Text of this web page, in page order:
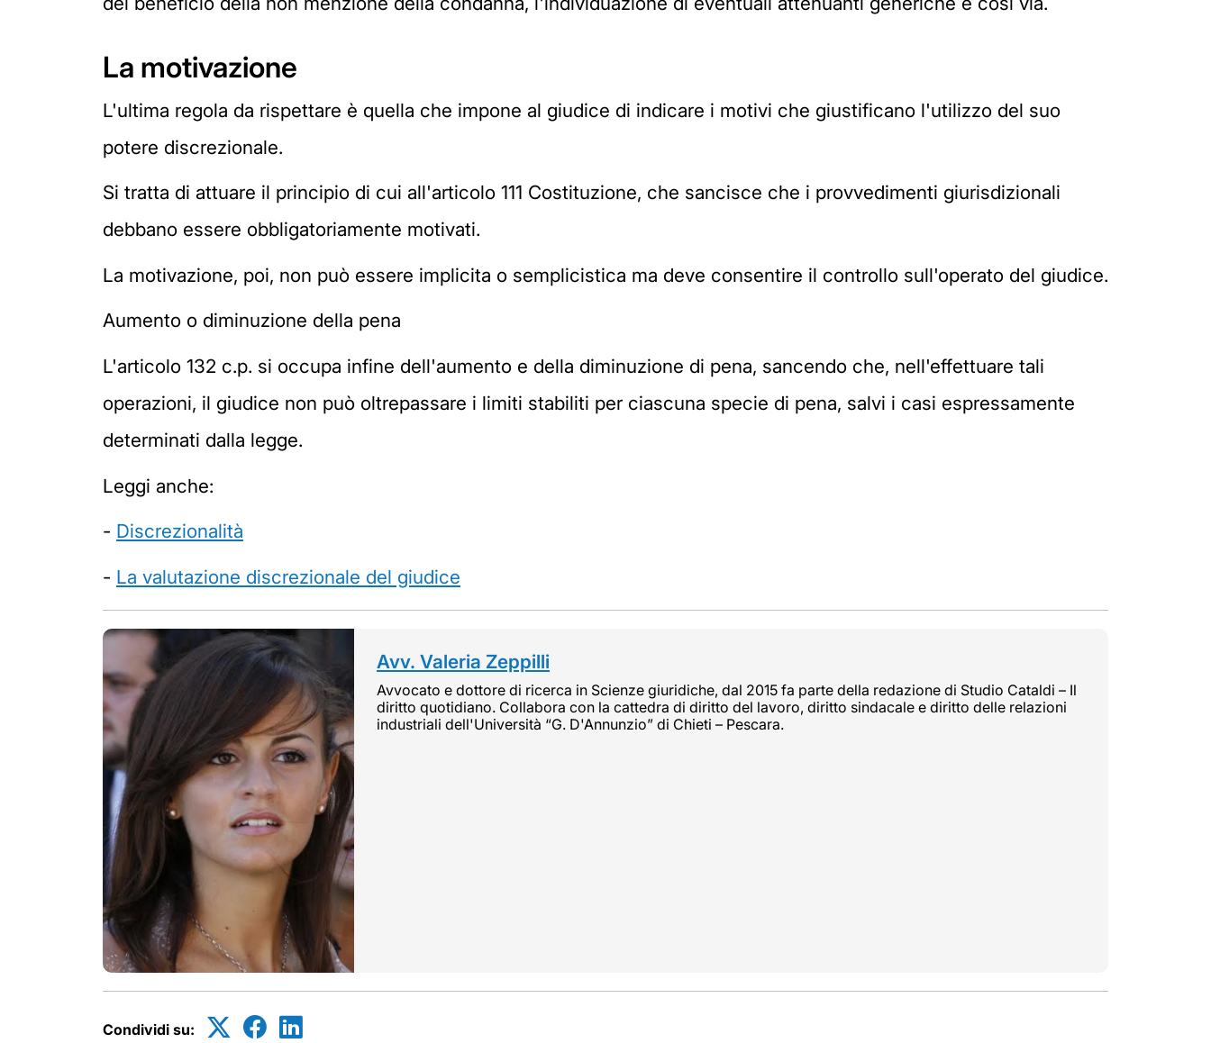
La motivazione
L'ultima regola da rispettare è quella che impone al giudice di indicare i motivi che giustificano l'utilizzo del suo
potere discrezionale.
Si tratta di attuare il principio di cui all'articolo 111 Costituzione, che sancisce che i provvedimenti giurisdizionali
debbano essere obbligatoriamente motivati.
La motivazione, poi, non può essere implicita o semplicistica ma deve consentire il controllo sull'operato del giudice.
Aumento o diminuzione della pena
L'articolo 132 c.p. si occupa infine dell'aumento e della diminuzione di pena, sancendo che, nell'effettuare tali
operazioni, il giudice non può oltrepassare i limiti stabiliti per ciascuna specie di pena, salvi i casi espressamente
determinati dalla legge.
Leggi anche:
- Discrezionalità
- La valutazione discrezionale del giudice
Avv. Valeria Zeppilli
Avvocato e dottore di ricerca in Scienze giuridiche, dal 2015 fa parte della redazione di Studio Cataldi – Il
diritto quotidiano. Collabora con la cattedra di diritto del lavoro, diritto sindacale e diritto delle relazioni
industriali dell'Università “G. D'Annunzio” di Chieti – Pescara.
Condividi su: